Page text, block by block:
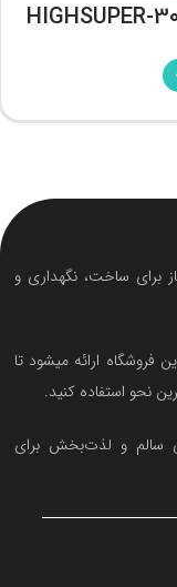
برای ساخت، نگهداری و
ارائه میشود تا
نحو استفاده کنید.
سالم و لذت‌بخش برای